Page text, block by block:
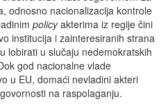
odnosno nacionalizacija kontrole
policyakterima iz regije čini
institucija i zainteresiranih strana
lobirati u slučaju nedemokratskih
god nacionalne vlade
u EU, domaći nevladini akteri
na raspolaganju.